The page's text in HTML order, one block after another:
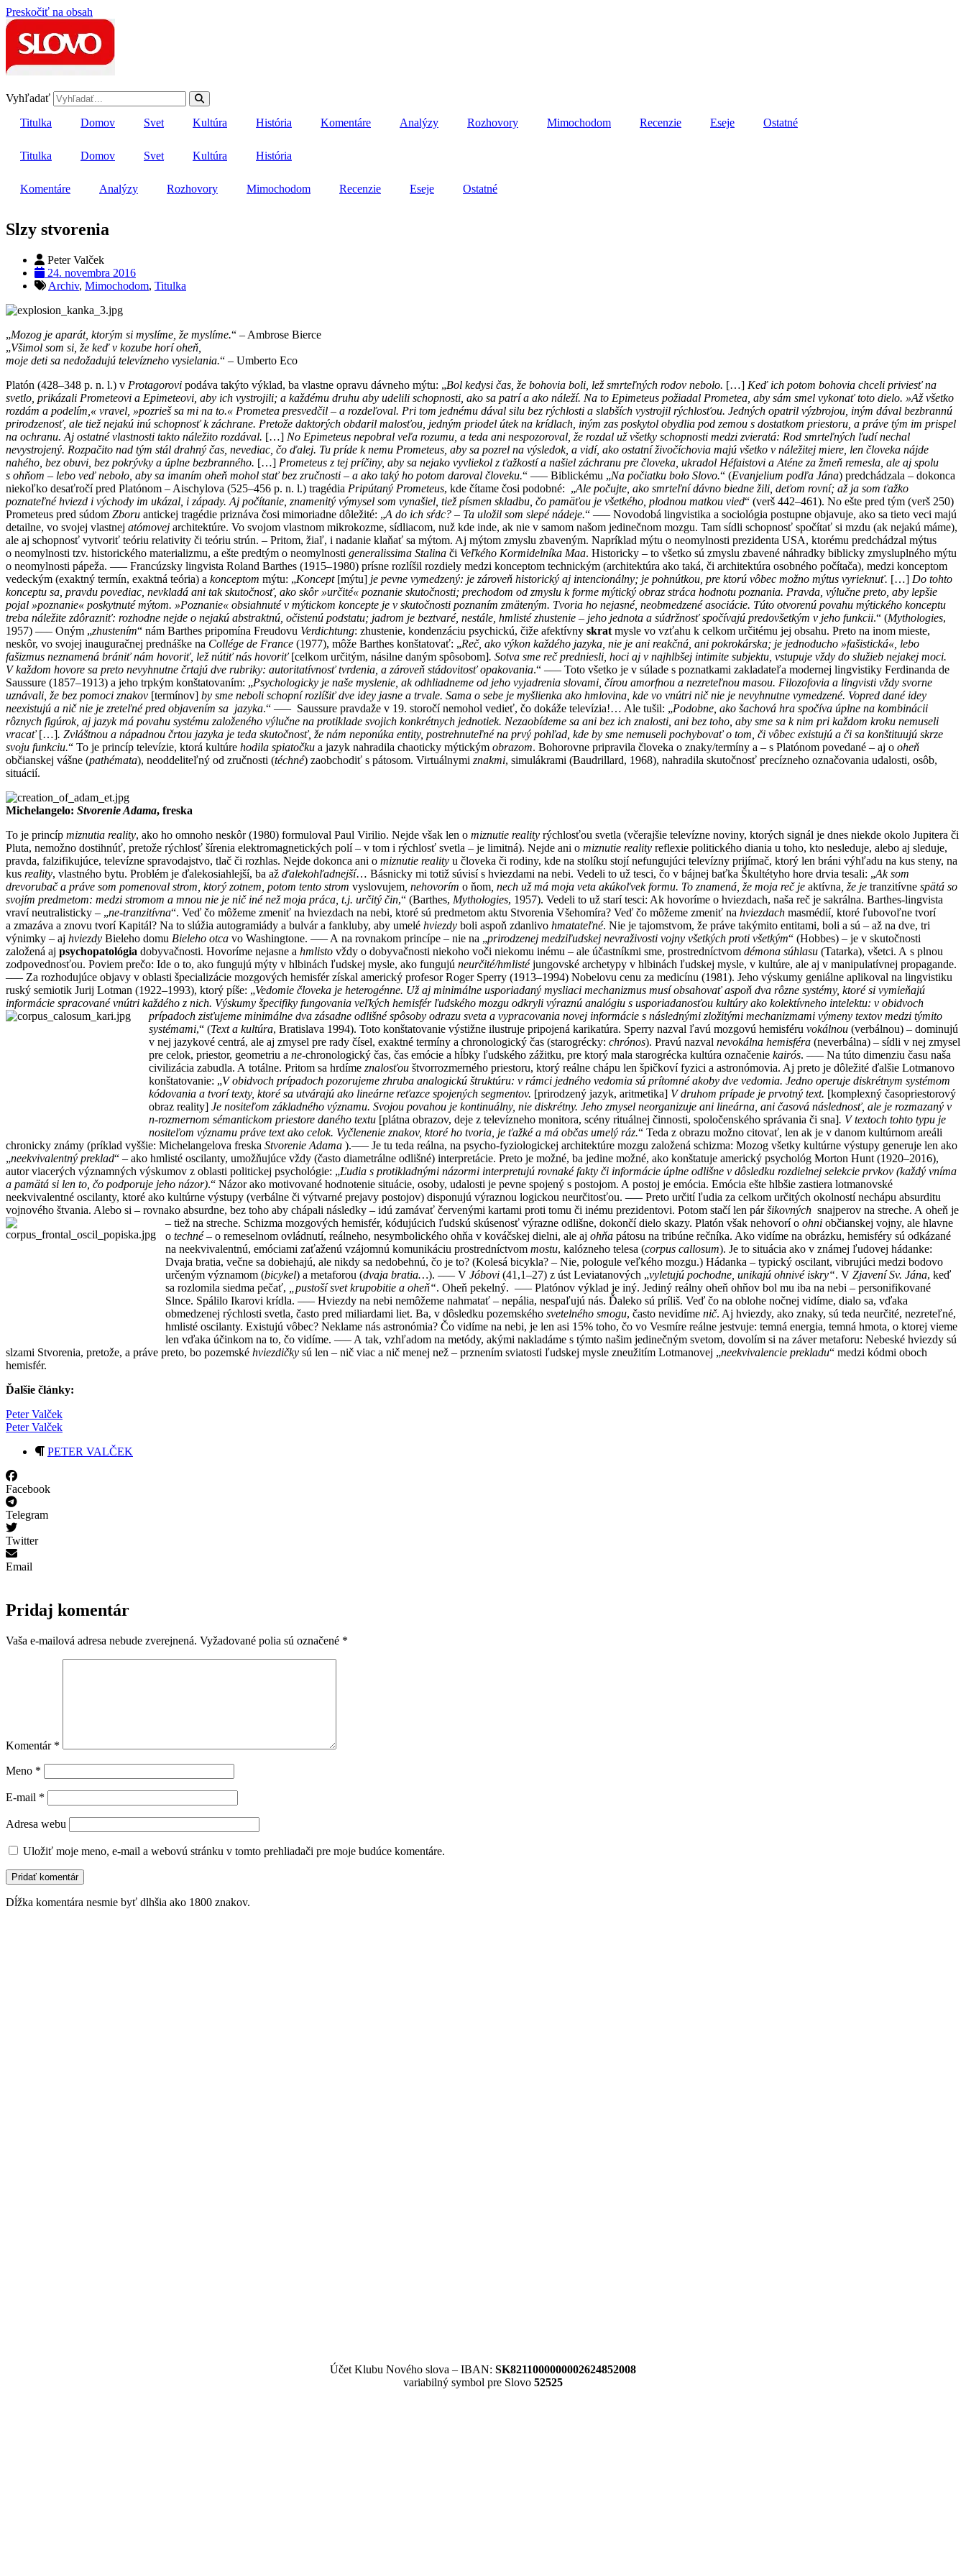
Preskočiť na obsah
Vyhľadať
Titulka
Domov Svet Kultúra História Komentáre Analýzy Rozhovory Mimochodom Recenzie Eseje Ostatné
Titulka Domov Svet Kultúra História
Komentáre Analýzy Rozhovory Mimochodom Recenzie Eseje Ostatné
Slzy stvorenia
Peter Valček
24. novembra 2016
Archiv, Mimochodom, Titulka
„Mozog je aparát, ktorým si myslíme, že myslíme.“ – Ambrose Bierce
„Všimol som si, že keď v kozube horí oheň,
moje deti sa nedožadujú televízneho vysielania.“ – Umberto Eco
Platón (428–348 p. n. l.) v Protagorovi podáva takýto výklad, ba vlastne opravu dávneho mýtu: „Bol kedysi čas, že bohovia boli, lež smrteľných rodov nebolo. […] Keď ich potom bohovia chceli priviesť na
svetlo, prikázali Prometeovi a Epimeteovi, aby ich vystrojili; a každému druhu aby udelili schopnosti, ako sa patrí a ako náleží. Na to Epimeteus požiadal Prometea, aby sám smel vykonať toto dielo. »Až všetko
rozdám a podelím,« vravel, »pozrieš sa mi na to.« Prometea presvedčil – a rozdeľoval. Pri tom jednému dával silu bez rýchlosti a slabších vystrojil rýchlosťou. Jedných opatril výzbrojou, iným dával bezbrannú
prirodzenosť, ale tiež nejakú inú schopnosť k záchrane. Pretože daktorých obdaril malosťou, jedným priodel útek na krídlach, iným zas poskytol obydlia pod zemou s dostatkom priestoru, a práve tým im prispel
na ochranu. Aj ostatné vlastnosti takto náležito rozdával. […] No Epimeteus nepobral veľa rozumu, a teda ani nespozoroval, že rozdal už všetky schopnosti medzi zvieratá: Rod smrteľných ľudí nechal
nevystrojený. Rozpačito nad tým stál drahný čas, nevediac, čo ďalej. Tu príde k nemu Prometeus, aby sa pozrel na výsledok, a vidí, ako ostatní živočíchovia majú všetko v náležitej miere, len človeka nájde
nahého, bez obuvi, bez pokrývky a úplne bezbranného. […] Prometeus z tej príčiny, aby sa nejako vyvliekol z ťažkostí a našiel záchranu pre človeka, ukradol Héfaistovi a Aténe za žmeň remesla, ale aj spolu
s ohňom – lebo veď nebolo, aby sa imaním oheň mohol stať bez zručnosti – a ako taký ho potom daroval človeku.“ ––– Biblickému „Na počiatku bolo Slovo.“ (Evanjelium podľa Jána) predchádzala – dokonca
niekoľko desaťročí pred Platónom – Aischylova (525–456 p. n. l.) tragédia Pripútaný Prometeus, kde čítame čosi podobné: „Ale počujte, ako smrteľní dávno biedne žili, deťom rovní; až ja som ťažko
poznateľné hviezd i východy im ukázal, i západy. Aj počítanie, znamenitý výmysel som vynašiel, tiež písmen skladbu, čo pamäťou je všetkého, plodnou matkou vied“ (verš 442–461). No ešte pred tým (verš 250)
Prometeus pred súdom Zboru antickej tragédie priznáva čosi mimoriadne dôležité: „A do ich sŕdc? – Ta uložil som slepé nádeje.“ ––– Novodobá lingvistika a sociológia postupne objavuje, ako sa tieto veci majú
detailne, vo svojej vlastnej atómovej architektúre. Vo svojom vlastnom mikrokozme, sídliacom, nuž kde inde, ak nie v samom našom jedinečnom mozgu. Tam sídli schopnosť spočítať si mzdu (ak nejakú máme),
ale aj schopnosť vytvoriť teóriu relativity či teóriu strún. – Pritom, žiaľ, i nadanie klaňať sa mýtom. Aj mýtom zmyslu zbaveným. Napríklad mýtu o neomylnosti prezidenta USA, ktorému predchádzal mýtus
o neomylnosti tzv. historického materializmu, a ešte predtým o neomylnosti generalissima Stalina či Veľkého Kormidelníka Maa. Historicky – to všetko sú zmyslu zbavené náhradky biblicky zmysluplného mýtu
o neomylnosti pápeža. ––– Francúzsky lingvista Roland Barthes (1915–1980) prísne rozlíšil rozdiely medzi konceptom technickým (architektúra ako taká, či architektúra osobného počítača), medzi konceptom
vedeckým (exaktný termín, exaktná teória) a konceptom mýtu: „Koncept [mýtu] je pevne vymedzený: je zároveň historický aj intencionálny; je pohnútkou, pre ktorú vôbec možno mýtus vyrieknuť. […] Do tohto
konceptu sa, pravdu povediac, nevkladá ani tak skutočnosť, ako skôr »určité« poznanie skutočnosti; prechodom od zmyslu k forme mýtický obraz stráca hodnotu poznania. Pravda, výlučne preto, aby lepšie
pojal »poznanie« poskytnuté mýtom. »Poznanie« obsiahnuté v mýtickom koncepte je v skutočnosti poznaním zmäteným. Tvoria ho nejasné, neobmedzené asociácie. Túto otvorenú povahu mýtického konceptu
treba náležite zdôrazniť: rozhodne nejde o nejakú abstraktnú, očistenú podstatu; jadrom je beztvaré, nestále, hmlisté zhustenie – jeho jednota a súdržnosť spočívajú predovšetkým v jeho funkcii.“ (Mythologies,
1957) ––– Oným „zhustením“ nám Barthes pripomína Freudovu Verdichtung: zhustenie, kondenzáciu psychickú, čiže afektívny skrat mysle vo vzťahu k celkom určitému jej obsahu. Preto na inom mieste,
neskôr, vo svojej inauguračnej prednáške na Collége de France (1977), môže Barthes konštatovať: „Reč, ako výkon každého jazyka, nie je ani reakčná, ani pokrokárska; je jednoducho »fašistická«, lebo
fašizmus neznamená brániť nám hovoriť, lež nútiť nás hovoriť [celkom určitým, násilne daným spôsobom]. Sotva sme reč predniesli, hoci aj v najhlbšej intimite subjektu, vstupuje vždy do služieb nejakej moci.
V každom hovore sa preto nevyhnutne črtajú dve rubriky: autoritatívnosť tvrdenia, a zároveň stádovitosť opakovania.“ ––– Toto všetko je v súlade s poznatkami zakladateľa modernej lingvistiky Ferdinanda de
Saussure (1857–1913) a jeho trpkým konštatovaním: „Psychologicky je naše myslenie, ak odhliadneme od jeho vyjadrenia slovami, čírou amorfnou a nezreteľnou masou. Filozofovia a lingvisti vždy svorne
uznávali, že bez pomoci znakov [termínov] by sme neboli schopní rozlíšiť dve idey jasne a trvale. Sama o sebe je myšlienka ako hmlovina, kde vo vnútri nič nie je nevyhnutne vymedzené. Vopred dané idey
neexistujú a nič nie je zreteľné pred objavením sa jazyka.“ ––– Saussure pravdaže v 19. storočí nemohol vedieť, čo dokáže televízia!… Ale tušil: „Podobne, ako šachová hra spočíva úplne na kombinácii
rôznych figúrok, aj jazyk má povahu systému založeného výlučne na protiklade svojich konkrétnych jednotiek. Nezaobídeme sa ani bez ich znalosti, ani bez toho, aby sme sa k nim pri každom kroku nemuseli
vracať […]. Zvláštnou a nápadnou črtou jazyka je teda skutočnosť, že nám neponúka entity, postrehnuteľné na prvý pohľad, kde by sme nemuseli pochybovať o tom, či vôbec existujú a či sa konštituujú skrze
svoju funkciu.“ To je princíp televízie, ktorá kultúre hodila spiatočku a jazyk nahradila chaoticky mýtickým obrazom. Bohorovne pripravila človeka o znaky/termíny a – s Platónom povedané – aj o oheň
občianskej vášne (pathémata), neoddeliteľný od zručnosti (téchné) zaobchodiť s pátosom. Virtuálnymi znakmi, simulákrami (Baudrillard, 1968), nahradila skutočnosť precízneho označovania udalosti, osôb,
situácií.
Michelangelo: Stvorenie Adama, freska
To je princíp miznutia reality, ako ho omnoho neskôr (1980) formuloval Paul Virilio. Nejde však len o miznutie reality rýchlosťou svetla (včerajšie televízne noviny, ktorých signál je dnes niekde okolo Jupitera či
Pluta, nemožno dostihnúť, pretože rýchlosť šírenia elektromagnetických polí – v tom i rýchlosť svetla – je limitná). Nejde ani o miznutie reality reflexie politického diania u toho, kto nesleduje, alebo aj sleduje,
pravda, falzifikujúce, televízne spravodajstvo, tlač či rozhlas. Nejde dokonca ani o miznutie reality u človeka či rodiny, kde na stolíku stojí nefungujúci televízny prijímač, ktorý len bráni výhľadu na kus steny, na
kus reality, vlastného bytu. Problém je ďalekosiahlejší, ba až ďalekohľadnejší… Básnicky mi totiž súvisí s hviezdami na nebi. Vedeli to už tesci, čo v bájnej baťka Škultétyho hore drvia tesali: „Ak som
drevorubač a práve som pomenoval strom, ktorý zotnem, potom tento strom vyslovujem , nehovorím o ňom , nech už má moja veta akúkoľvek formu. To znamená, že moja reč je aktívna , že je tranzitívne spätá so
svojím predmetom: medzi stromom a mnou nie je nič iné než moja práca, t.j. určitý čin,“ (Barthes, Mythologies, 1957). Vedeli to už starí tesci: Ak hovoríme o hviezdach, naša reč je sakrálna. Barthes-lingvista
vraví neutralisticky – „ne-tranzitívna“. Veď čo môžeme zmeniť na hviezdach na nebi, ktoré sú predmetom aktu Stvorenia Všehomíra? Veď čo môžeme zmeniť na hviezdach masmédií, ktoré ľubovoľne tvorí
a zmazáva a znovu tvorí Kapitál? Na to slúžia autogramiády a bulvár a fankluby, aby umelé hviezdy boli aspoň zdanlivo hmatateľné. Nie je tajomstvom, že práve takýmito entitami, boli a sú – až na dve, tri
výnimky – aj hviezdy Bieleho domu Bieleho otca vo Washingtone. ––– A na rovnakom princípe – nie na „prirodzenej medziľudskej nevraživosti vojny všetkých proti všetkým“ (Hobbes) – je v skutočnosti
založená aj psychopatológia dobyvačnosti. Hovoríme nejasne a hmlisto vždy o dobyvačnosti niekoho voči niekomu inému – ale účastníkmi sme, prostredníctvom démona súhlasu (Tatarka), všetci. A s plnou
zodpovednosťou. Poviem prečo: Ide o to, ako fungujú mýty v hlbinách ľudskej mysle, ako fungujú neurčité/hmlistéjungovské archetypy v hlbinách ľudskej mysle, v kultúre, ale aj v manipulatívnej propagande.
––– Za rozhodujúce objavy v oblasti špecializácie mozgových hemisfér získal americký profesor Roger Sperry (1913–1994) Nobelovu cenu za medicínu (1981). Jeho výskumy geniálne aplikoval na lingvistiku
ruský semiotik Jurij Lotman (1922–1993), ktorý píše: „Vedomie človeka je heterogénne. Už aj minimálne usporiadaný mysliaci mechanizmus musí obsahovať aspoň dva rôzne systémy, ktoré si vymieňajú
informácie spracované vnútri každého z nich. Výskumy špecifiky fungovania veľkých hemisfér ľudského mozgu odkryli výraznú analógiu s usporiadanosťou kultúry ako kolektívneho intelektu: v obidvoch
prípadoch zisťujeme minimálne dva zásadne odlišné spôsoby odrazu sveta a vypracovania novej informácie s následnými zložitými mechanizmami výmeny textov medzi týmito
systémami,“ (Text a kultúra, Bratislava 1994). Toto konštatovanie výstižne ilustruje pripojená karikatúra. Sperry nazval ľavú mozgovú hemisféru vokálnou (verbálnou) – dominujú
v nej jazykové centrá, ale aj zmysel pre rady čísel, exaktné termíny a chronologický čas (starogrécky: chrónos). Pravú nazval nevokálna hemisféra (neverbálna) – sídli v nej zmysel
pre celok, priestor, geometriu a ne-chronologický čas, čas emócie a hĺbky ľudského zážitku, pre ktorý mala starogrécka kultúra označenie kairós. ––– Na túto dimenziu času naša
civilizácia zabudla. A totálne. Pritom sa hrdíme znalosťou štvorrozmerného priestoru, ktorý reálne chápu len špičkoví fyzici a astronómovia. Aj preto je dôležité ďalšie Lotmanovo
konštatovanie: „V obidvoch prípadoch pozorujeme zhruba analogickú štruktúru: v rámci jedného vedomia sú prítomné akoby dve vedomia. Jedno operuje diskrétnym systémom
kódovania a tvorí texty, ktoré sa utvárajú ako lineárne reťazce spojených segmentov. [prirodzený jazyk, aritmetika] V druhom prípade je prvotný text. [komplexný časopriestorový
obraz reality] Je nositeľom základného významu. Svojou povahou je kontinuálny, nie diskrétny. Jeho zmysel neorganizuje ani lineárna, ani časová následnosť, ale je rozmazaný v
n-rozmernom sémantickom priestore daného textu [plátna obrazov, deje z televízneho monitora, scény rituálnej činnosti, spoločenského správania či sna]. V textoch tohto typu je
nositeľom významu práve text ako celok. Vyčlenenie znakov, ktoré ho tvoria, je ťažké a má občas umelý ráz.“ Teda z obrazu možno citovať, len ak je v danom kultúrnom areáli
chronicky známy (príklad vyššie: Michelangelova freska Stvorenie Adama ).––– Je tu teda reálna, na psycho-fyziologickej architektúre mozgu založená schizma: Mozog všetky kultúrne výstupy generuje len ako
„neekvivalentný preklad“ – ako hmlisté oscilanty, umožňujúce vždy (často diametrálne odlišné) interpretácie. Preto je možné, ba jedine možné, ako konštatuje americký psychológ Morton Hunt (1920–2016),
autor viacerých významných výskumov z oblasti politickej psychológie: „Ľudia s protikladnými názormi interpretujú rovnaké fakty či informácie úplne odlišne v dôsledku rozdielnej selekcie prvkov (každý vníma
a pamätá si len to, čo podporuje jeho názor).“ Názor ako motivované hodnotenie situácie, osoby, udalosti je pevne spojený s postojom. A postoj je emócia. Emócia ešte hlbšie zastiera lotmanovské
neekvivalentné oscilanty, ktoré ako kultúrne výstupy (verbálne či výtvarné prejavy postojov) disponujú výraznou logickou neurčitosťou. ––– Preto určití ľudia za celkom určitých okolností nechápu absurditu
vojnového štvania. Alebo si – rovnako absurdne, bez toho aby chápali následky – idú zamávať červenými kartami proti tomu či inému prezidentovi. Potom stačí len páršikovných snajperov na streche. A oheň je
– tiež na streche. Schizma mozgových hemisfér, kódujúcich ľudskú skúsenosť výrazne odlišne, dokončí dielo skazy. Platón však nehovorío ohni občianskej vojny, ale hlavne
o techné– o remeselnom ovládnutí, reálneho, nesymbolického ohňa v kováčskej dielni, ale aj ohňa pátosu na tribúne rečníka. Ako vidíme na obrázku, hemisféry sú odkázané
na neekvivalentnú, emóciami zaťaženú vzájomnú komunikáciu prostredníctvom mostu, kalózneho telesa (corpus callosum). Je to situácia ako v známej ľudovej hádanke:
Dvaja bratia, večne sa dobiehajú, ale nikdy sa nedobehnú, čo je to? (Kolesá bicykla? – Nie, pologule veľkého mozgu.) Hádanka – typický oscilant, vibrujúci medzi bodovo
určeným významom (bicykel) a metaforou (dvaja bratia…). ––– V Jóbovi (41,1–27) z úst Leviatanových „vyletujú pochodne, unikajú ohnivé iskry“. V Zjavení Sv. Jána, keď
sa rozlomila siedma pečať,
„pustoší svet krupobitie a oheň“. Oheň pekelný. ––– Platónov výklad je iný. Jediný reálny oheň ohňov bol mu iba na nebi – personifikované
Slnce. Spálilo Ikarovi krídla. ––– Hviezdy na nebi nemôžeme nahmatať – nepália, nespaľujú nás. Ďaleko sú príliš. Veď čo na oblohe nočnej vidíme, dialo sa, vďaka
obmedzenej rýchlosti svetla, často pred miliardami liet. Ba, v dôsledku pozemského svetelného smogu, často nevidíme nič. Aj hviezdy, ako znaky, sú teda neurčité, nezreteľné,
hmlisté oscilanty. Existujú vôbec? Neklame nás astronómia? Čo vidíme na nebi, je len asi 15% toho, čo vo Vesmíre reálne jestvuje: temná energia, temná hmota, o ktorej vieme
len vďaka účinkom na to, čo vidíme. ––– A tak, vzhľadom na metódy, akými nakladáme s týmto našim jedinečným svetom, dovolím si na záver metaforu: Nebeské hviezdy sú
slzami Stvorenia, pretože, a práve preto, bo pozemské hviezdičky sú len – nič viac a nič menej než – prznením sviatosti ľudskej mysle zneužitím Lotmanovej „neekvivalencie prekladu“ medzi kódmi oboch
hemisfér.
Ďalšie články:
Peter Valček
Peter Valček
PETER VALČEK
Facebook
Telegram
Twitter
Email
Pridaj komentár
Vaša e-mailová adresa nebude zverejnená. Vyžadované polia sú označené *
Komentár *
Meno *
E-mail *
Adresa webu
Uložiť moje meno, e-mail a webovú stránku v tomto prehliadači pre moje budúce komentáre.
Dĺžka komentára nesmie byť dlhšia ako 1800 znakov.
Účet Klubu Nového slova – IBAN: SK8211000000002624852008
variabilný symbol pre Slovo 52525